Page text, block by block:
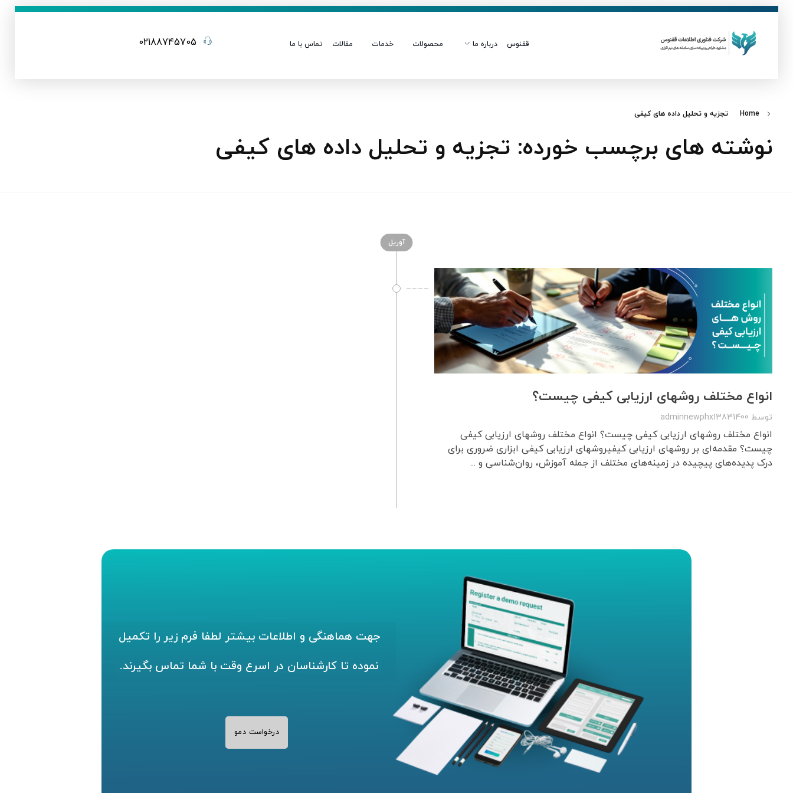
ققنوس درباره ما محصولات خدمات مقالات تماس با ما 02188745705
Home تجزیه و تحلیل داده‌ های کیفی
نوشته های برچسب خورده: تجزیه و تحلیل داده‌ های کیفی
آوریل
انواع مختلف روشهای ارزیابی کیفی چیست؟
توسط adminnewphx13831400
انواع مختلف روشهای ارزیابی کیفی چیست؟ انواع مختلف روشهای ارزیابی کیفی
چیست؟ مقدمه‌ای بر روشهای ارزیابی کیفیروشهای ارزیابی کیفی ابزاری ضروری برای
درک پدیده‌های پیچیده در زمینه‌های مختلف از جمله آموزش، روان‌شناسی و ...
جهت هماهنگی و اطلاعات بیشتر لطفا فرم زیر را تکمیل
نموده تا کارشناسان در اسرع وقت با شما تماس بگیرند.
درخواست دمو